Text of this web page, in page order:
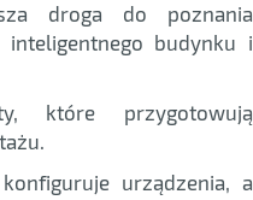
droga do poznania
budynku i
które przygotowują
urządzenia, a